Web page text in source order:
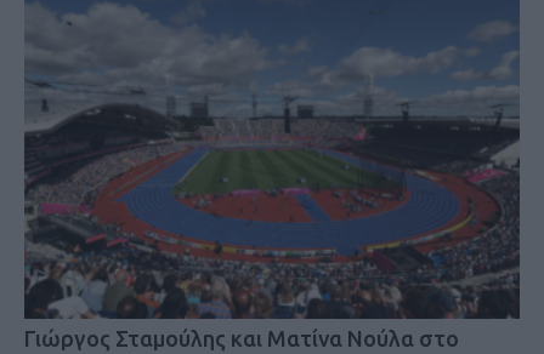
Γιώργος Σταμούλης και Ματίνα Νούλα στο